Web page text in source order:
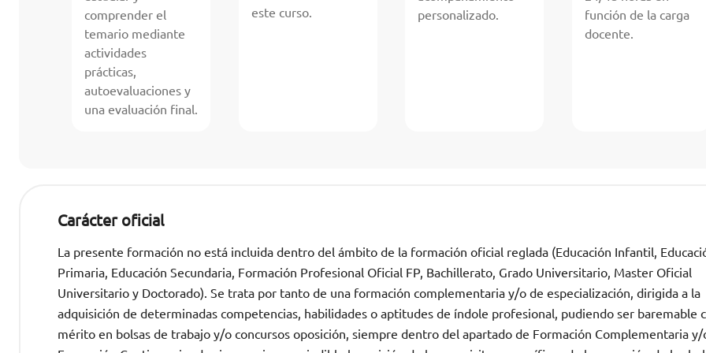
comprender el
temario mediante
actividades
prácticas,
autoevaluaciones y
una evaluación final.
este curso.
personalizado.
función de la carga
docente.
Carácter oficial
La presente formación no está incluida dentro del ámbito de la formación oficial reglada (Educación Infantil,
Primaria, Educación Secundaria, Formación Profesional Oficial FP, Bachillerato, Grado Universitario, Master Oficial
Universitario y Doctorado). Se trata por tanto de una formación complementaria y/o de especialización, dirigida a la
adquisición de determinadas competencias, habilidades o aptitudes de índole profesional, pudiendo ser baremable
mérito en bolsas de trabajo y/o concursos oposición, siempre dentro del apartado de Formación Complementaria y/